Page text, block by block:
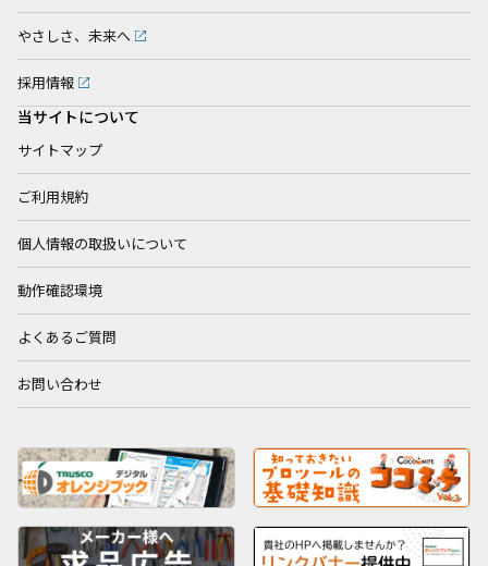
やさしさ、未来へ
採用情報
当サイトについて
サイトマップ
ご利用規約
個人情報の取扱いについて
動作確認環境
よくあるご質問
お問い合わせ